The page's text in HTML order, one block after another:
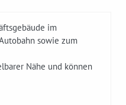
im
sowie zum
Nähe und können